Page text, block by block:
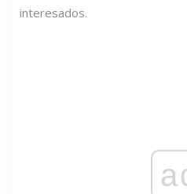
interesados.